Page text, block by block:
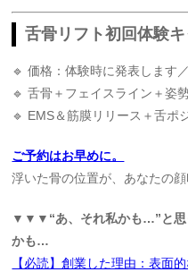
舌骨リフト初回体験
🔹 価格：体験時に発表します
🔹 舌骨＋フェイスライン＋姿
🔹 EMS＆筋膜リリース＋舌ポ
ご予約はお早めに。
浮いた骨の位置が、あなたの顔
▼▼▼“あ、それ私かも…”と
かも…
【必読】創業した理由：表面